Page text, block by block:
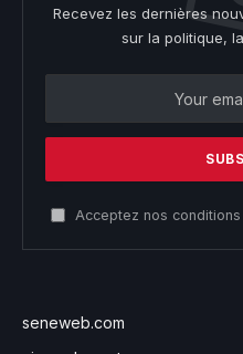
Recevez les dernières
sur la politique,
Acceptez nos
seneweb.com